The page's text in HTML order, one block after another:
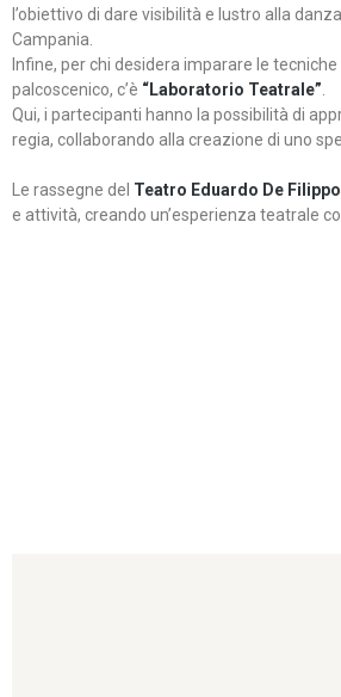
l’obiettivo di dare visibilità e lustro alla
Campania.
Infine, per chi desidera imparare le
palcoscenico, c’è “Laboratorio Teatrale”
Qui, i partecipanti hanno la possibilità di
regia, collaborando alla creazione di uno
Le rassegne del Teatro Eduardo De Filippo
e attività, creando un’esperienza teatrale